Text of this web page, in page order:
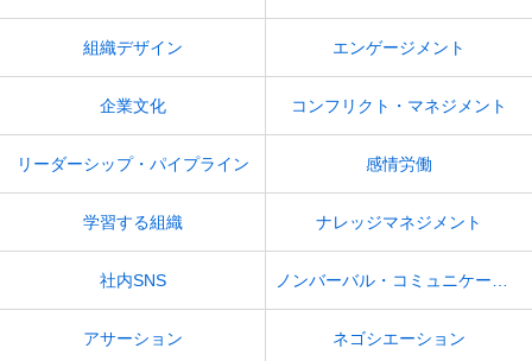
組織デザイン エンゲージメント
企業文化 コンフリクト・マネジメント
リーダーシップ・パイプライン 感情労働
学習する組織 ナレッジマネジメント
社内SNS
アサーション ネゴシエーション